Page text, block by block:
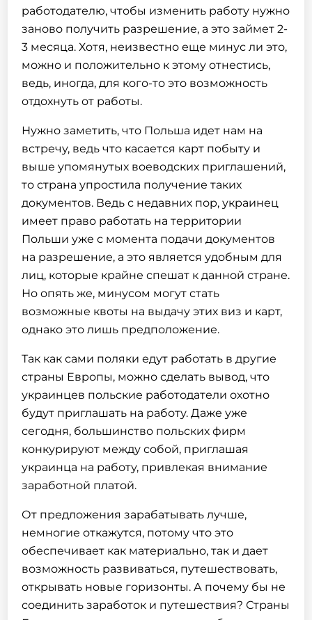
работодателю, чтобы изменить работу нужно
заново получить разрешение, а это займет 2-
3 месяца. Хотя, неизвестно еще минус ли это,
можно и положительно к этому отнестись,
ведь, иногда, для кого-то это возможность
отдохнуть от работы.
Нужно заметить, что Польша идет нам на
встречу, ведь что касается карт побыту и
выше упомянутых воеводских приглашений,
то страна упростила получение таких
документов. Ведь с недавних пор, украинец
имеет право работать на территории
Польши уже с момента подачи документов
на разрешение, а это является удобным для
лиц, которые крайне спешат к данной стране.
Но опять же, минусом могут стать
возможные квоты на выдачу этих виз и карт,
однако это лишь предположение.
Так как сами поляки едут работать в другие
страны Европы, можно сделать вывод, что
украинцев польские работодатели охотно
будут приглашать на работу. Даже уже
сегодня, большинство польских фирм
конкурируют между собой, приглашая
украинца на работу, привлекая внимание
заработной платой.
От предложения зарабатывать лучше,
немногие откажутся, потому что это
обеспечивает как материально, так и дает
возможность развиваться, путешествовать,
открывать новые горизонты. А почему бы не
соединить заработок и путешествия? Страны